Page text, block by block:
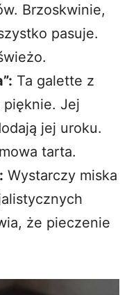
Brzoskwinie,
pasuje.
Ta galette z
pięknie. Jej
jej uroku.
tarta.
Wystarczy miska
że pieczenie